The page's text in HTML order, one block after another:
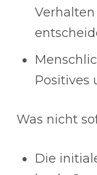
Positives
Was nicht
Die